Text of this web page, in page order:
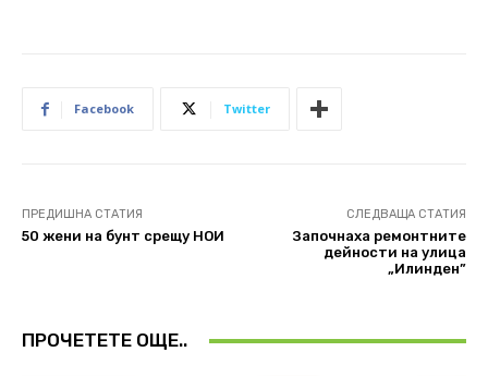
Facebook Twitter
ПРЕДИШНА СТАТИЯ
50 жени на бунт срещу НОИ
СЛЕДВАЩА СТАТИЯ
Започнаха ремонтните
дейности на улица
„Илинден”
ПРОЧЕТЕТЕ ОЩЕ..